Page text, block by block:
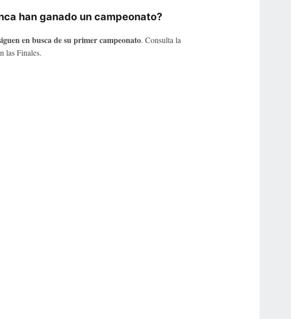
han ganado un campeonato?
en busca de su primer campeonato. Consulta la
las Finales.